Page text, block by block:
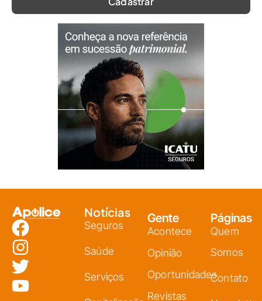
Notícias
Seguros
Saúde
Serviços
Gente
Acontece
Opinião
Oportunidades
Revistas
Páginas
Quem
Somos
Contato